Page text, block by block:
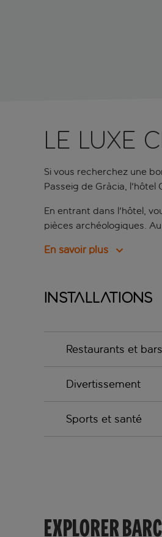
Le luxe
Si vous recherchez une
Passeig de Gràcia,
En entrant dans l'hôtel,
pièces archéologiques.
En savoir plus
Installations
Restaurants et bars
Divertissement
Sports et santé
EXPLORER